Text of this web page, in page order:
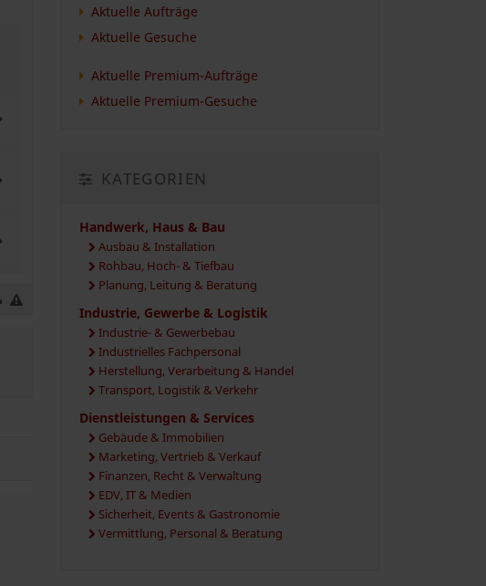
Aktuelle Aufträge
Aktuelle Gesuche
Aktuelle Premium-Aufträge
Aktuelle Premium-Gesuche
KATEGORIEN
Handwerk, Haus & Bau
Ausbau & Installation
Rohbau, Hoch- & Tiefbau
Planung, Leitung & Beratung
Industrie, Gewerbe & Logistik
Industrie- & Gewerbebau
Industrielles Fachpersonal
Herstellung, Verarbeitung & Handel
Transport, Logistik & Verkehr
Dienstleistungen & Services
Gebäude & Immobilien
Marketing, Vertrieb & Verkauf
Finanzen, Recht & Verwaltung
EDV, IT & Medien
Sicherheit, Events & Gastronomie
Vermittlung, Personal & Beratung